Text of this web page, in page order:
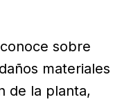
sobre
materiales
de la planta,